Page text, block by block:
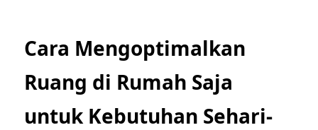
Cara Mengoptimalkan
Ruang di Rumah Saja
untuk Kebutuhan Sehari-